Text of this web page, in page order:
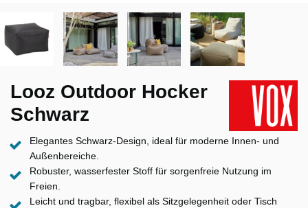
Looz Outdoor Hocker
Schwarz
Elegantes Schwarz-Design, ideal für moderne Innen- und
Außenbereiche.
Robuster, wasserfester Stoff für sorgenfreie Nutzung im
Freien.
Leicht und tragbar, flexibel als Sitzgelegenheit oder Tisch